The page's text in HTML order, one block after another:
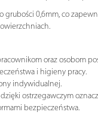
o grubości 0,6mm, co
oraz osobom
i higieny pracy.
indywidualnej.
ostrzegawczym
bezpieczeństwa.